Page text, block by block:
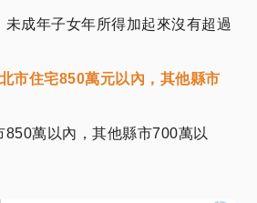
未成年子女年所得加起來沒有超過
市住宅850萬元以內，其他縣市
850萬以內，其他縣市700萬以